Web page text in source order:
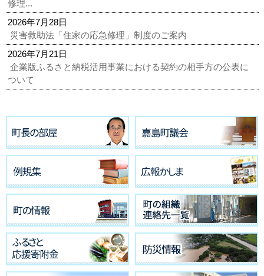
修理...
2026年7月28日
災害救助法「住家の応急修理」制度のご案内
2026年7月21日
企業版ふるさと納税活用事業における契約の相手方の公表に
ついて